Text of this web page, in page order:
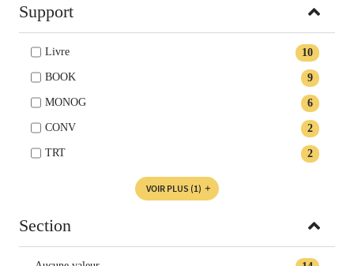
Support
10
Livre
9
BOOK
6
MONOG
2
CONV
2
TRT
VOIR PLUS (1)
Section